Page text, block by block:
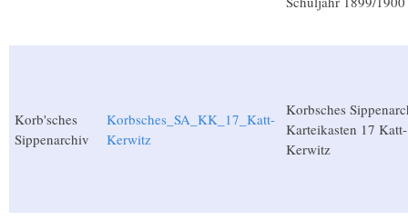
Korb'sches
Sippenarchiv
Korbsches_SA_KK_17_Katt-
Kerwitz
Korbsches
Karteikasten 17 Katt-
Kerwitz